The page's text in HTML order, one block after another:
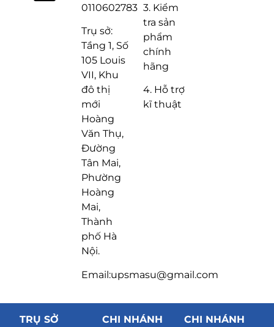
0110602783
Trụ sở:
Tầng 1, Số
105 Louis
VII, Khu
đô thị
mới
Hoàng
Văn Thụ,
Đường
Tân Mai,
Phường
Hoàng
Mai,
Thành
phố Hà
Nội.
Email:upsmasu@gmail.com
3. Kiểm
tra sản
phẩm
chính
hãng
4. Hỗ trợ
kĩ thuật
TRỤ SỞ
CHI NHÁNH
CHI NHÁNH